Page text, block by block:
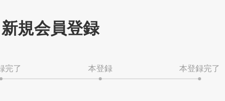
新規会員登録
完了 本登録 本登録完了